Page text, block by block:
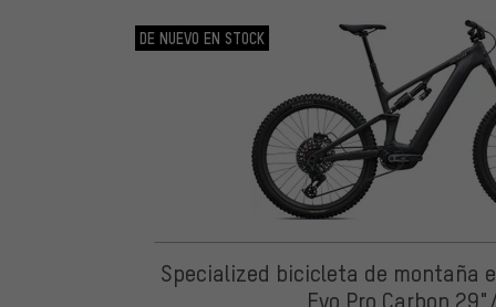
DE NUEVO EN STOCK
Specialized bicicleta de montaña
Evo Pro Carbon